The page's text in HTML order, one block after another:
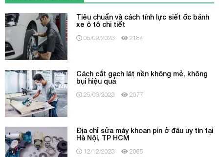
Tiêu chuẩn và cách tính lực siết ốc bánh
xe ô tô chi tiết
05/09/2023 2184
Cách cắt gạch lát nền không mẻ, không
bụi hiệu quả
25/08/2023 2077
Địa chỉ sửa máy khoan pin ở đâu uy tín tại
Hà Nội, TP HCM
12/12/2023 2065